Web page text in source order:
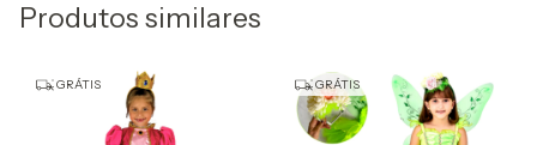
Produtos similares
GRÁTIS GRÁTIS